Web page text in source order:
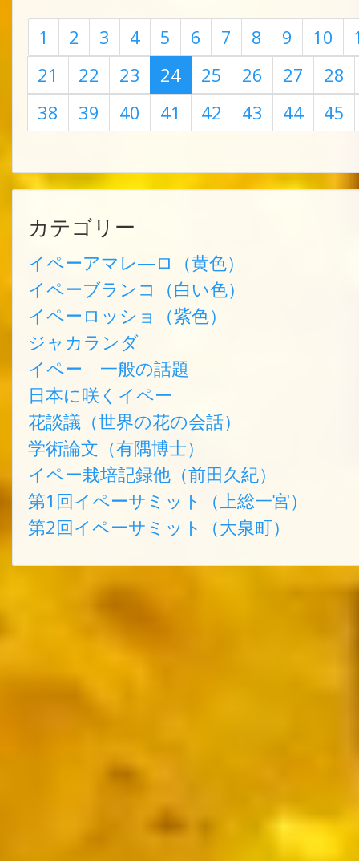
1 2 3 4 5 6 7 8 9 10
21
22 23 24 25 26 27
28
38
39 40 41 42 43 44 45
カテゴリー
イペーアマレ―ロ（黄色）
イペーブランコ（白い色）
イペーロッショ（紫色）
ジャカランダ
イペー 一般の話題
日本に咲くイペー
花談議（世界の花の会話）
学術論文（有隅博士）
イペー栽培記録他（前田久紀）
第1回イペーサミット（上総一宮）
第2回イペーサミット（大泉町）